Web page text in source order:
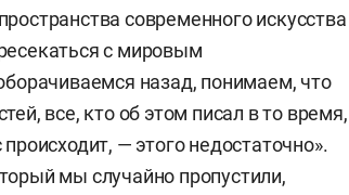
современного искусства
с мировым
назад, понимаем, что
все, кто об этом писал в то время,
— этого недостаточно».
мы случайно пропустили,